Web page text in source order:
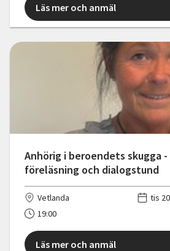
Läs mer och anmäl
Anhörig i beroendets skugga -
föreläsning och dialogstund
Vetlanda
tis
19:00
Läs mer och anmäl